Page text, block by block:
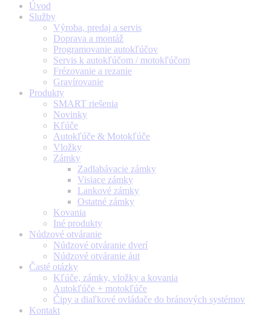
Úvod
Služby
Výroba, predaj a servis
Doprava a montáž
Programovanie autokľúčov
Servis k autokľúčom / motokľúčom
Frézovanie a rezanie
Gravírovanie
Produkty
SMART riešenia
Novinky
Kľúče
Autokľúče & Motokľúče
Vložky
Zámky
Zadlabávacie zámky
Visiace zámky
Lankové zámky
Ostatné zámky
Kovania
Iné produkty
Núdzové otváranie
Núdzové otváranie dverí
Núdzové otváranie áut
Časté otázky
Kľúče, zámky, vložky a kovania
Autokľúče + motokľúče
Čipy a diaľkové ovládače do bránových systémov
Kontakt